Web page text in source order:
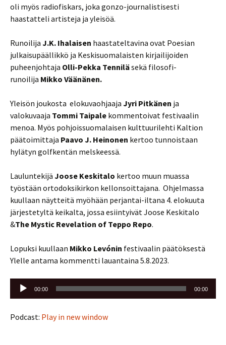
oli myös radiofiskars, joka gonzo-journalistisesti
haastatteli artisteja ja yleisöä.
Runoilija J.K. Ihalaisen haastateltavina ovat Poesian
julkaisupäällikkö ja Keskisuomalaisten kirjailijoiden
puheenjohtaja Olli-Pekka Tenniläsekä filosofi-
runoilija Mikko Väänänen.
Yleisön joukosta elokuvaohjaaja Jyri Pitkänen ja
valokuvaaja Tommi Taipale kommentoivat festivaalin
menoa. Myös pohjoissuomalaisen kulttuurilehti Kaltion
päätoimittaja Paavo J. Heinonen kertoo tunnoistaan
hylätyn golfkentän melskeessä.
Lauluntekijä Joose Keskitalo kertoo muun muassa
työstään ortodoksikirkon kellonsoittajana. Ohjelmassa
kuullaan näytteitä myöhään perjantai-iltana 4. elokuuta
järjestetyltä keikalta, jossa esiintyivät Joose Keskitalo
&The Mystic Revelation of Teppo Repo.
Lopuksi kuullaan Mikko Levónin festivaalin päätöksestä
Ylelle antama kommentti lauantaina 5.8.2023.
Äänitoistin
00:00 00:00
Podcast: Play in new window